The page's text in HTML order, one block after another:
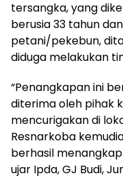
tersangka, yang
berusia 33 tahun
petani/pekebun,
diduga melakukan
“Penangkapan ini
diterima oleh pihak
mencurigakan di
Resnarkoba
berhasil
ujar Ipda, GJ Budi,